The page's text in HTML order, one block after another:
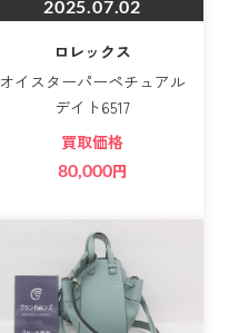
2025.07.02
ロレックス
オイスターパーペチュアル
デイト6517
買取価格
80,000円